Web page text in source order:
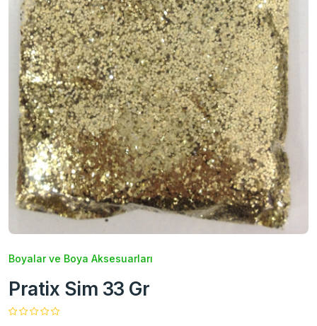
Boyalar ve Boya Aksesuarları
Pratix Sim 33 Gr